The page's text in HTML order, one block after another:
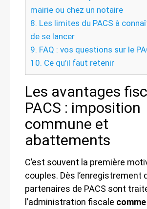
mairie ou chez un notaire
8. Les limites du PACS à
de se lancer
9. FAQ : vos questions sur le
10. Ce qu’il faut retenir
Les avantages
PACS : imposition
commune et
abattements
C’est souvent la première
couples. Dès l’enregistrement
partenaires de PACS sont
l’administration fiscale